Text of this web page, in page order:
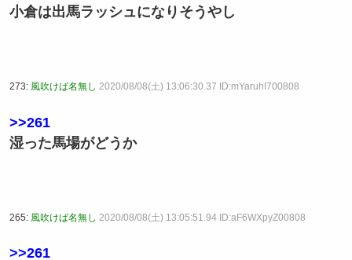
小倉は出馬ラッシュになりそうやし
273: 風吹けば名無し 2020/08/08(土) 13:06:30.37 ID:mYaruhI700808
>>261
湿った馬場がどうか
265: 風吹けば名無し 2020/08/08(土) 13:05:51.94 ID:aF6WXpyZ00808
>>261